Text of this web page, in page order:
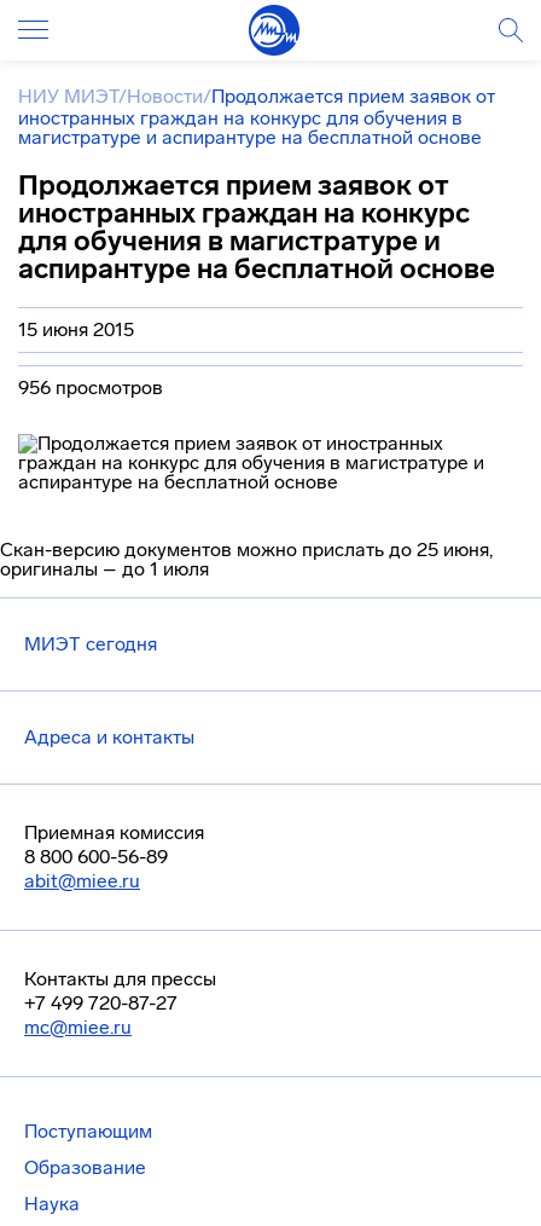
НИУ МИЭТ/Новости/Продолжается прием заявок от
иностранных граждан на конкурс для обучения в
магистратуре и аспирантуре на бесплатной основе
Продолжается прием заявок от
иностранных граждан на конкурс
для обучения в магистратуре и
аспирантуре на бесплатной основе
15 июня 2015
956 просмотров
Скан-версию документов можно прислать до 25 июня,
оригиналы – до 1 июля
МИЭТ сегодня
Адреса и контакты
Приемная комиссия
8 800 600-56-89
abit@miee.ru
Контакты для прессы
+7 499 720-87-27
mc@miee.ru
Поступающим
Образование
Наука